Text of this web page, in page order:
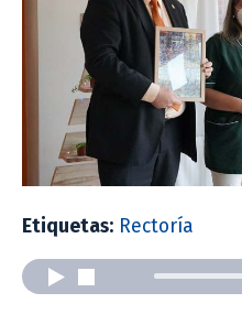
Etiquetas: Rectoría